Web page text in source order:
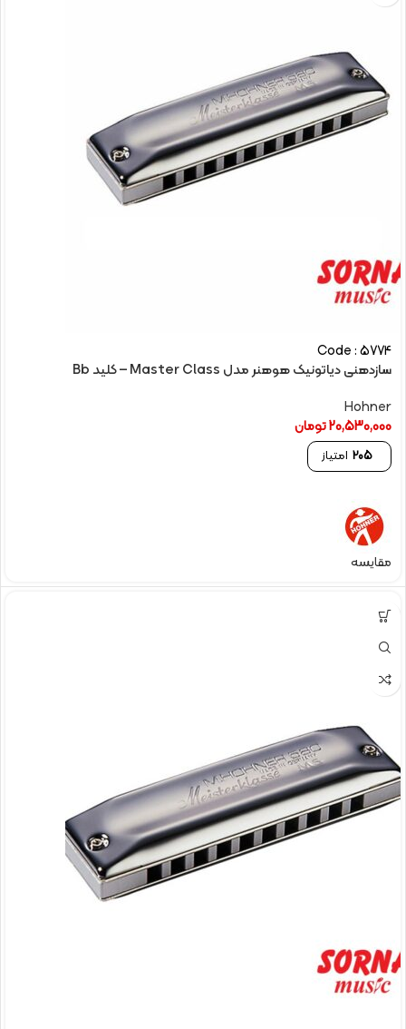
Code : 5774
سازدهنی دیاتونیک هوهنر مدل Master Class – کلید Bb
Hohner
20,530,000تومان
205 امتیاز
مقایسه